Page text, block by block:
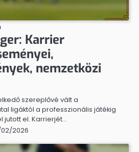
Karrier
nemzetközi
szereplővé vált a
ligáktól a professzionális játékig
jutott el. Karrierjét…
2026